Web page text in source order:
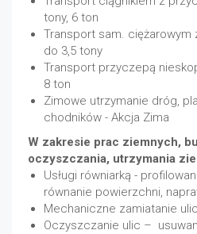
tony, 6 ton
Transport sam. ciężarowym
do 3,5 tony
Transport przyczepą
8 ton
Zimowe utrzymanie dróg,
chodników - Akcja Zima
W zakresie prac ziemnych,
oczyszczania, utrzymania
Usługi równiarką -
równanie powierzchni,
Mechaniczne zamiatanie
Oczyszczanie ulic –